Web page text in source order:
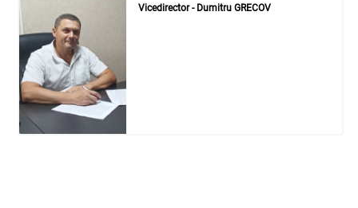
Vicedirector - Dumitru GRECOV